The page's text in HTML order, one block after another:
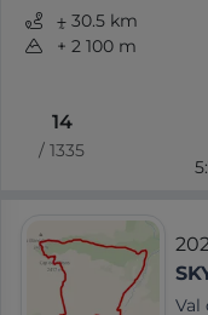
⨦ 30.5 km
+ 2 100 m
14
/ 1335
Val